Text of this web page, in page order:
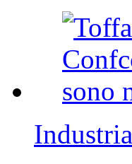
Industria